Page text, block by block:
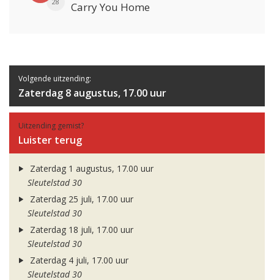
Carry You Home
Volgende uitzending:
Zaterdag 8 augustus, 17.00 uur
Uitzending gemist?
Luister terug
Zaterdag 1 augustus, 17.00 uur
Sleutelstad 30
Zaterdag 25 juli, 17.00 uur
Sleutelstad 30
Zaterdag 18 juli, 17.00 uur
Sleutelstad 30
Zaterdag 4 juli, 17.00 uur
Sleutelstad 30